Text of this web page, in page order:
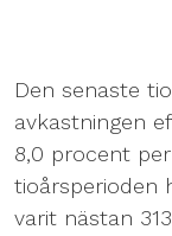
Den senaste
avkastningen
8,0 procent
tioårsperioden
varit nästan